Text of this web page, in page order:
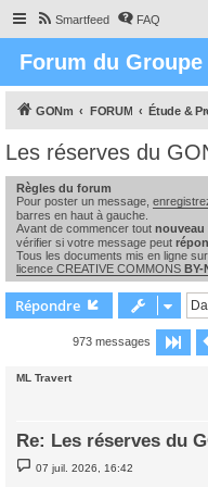
Smartfeed FAQ
Forum du
GONm FORUM
Les réserves du
Règles du forum
Pour poster un message,
barres en haut à gauche.
Avant de commencer tout nouveau
vérifier si votre message peut
Tous les documents mis en ligne
licence CREATIVE COMMONS BY-
Répondre
973 messages
ML Travert
Re: Les réserves du
M
e
07 juil. 2026, 16:42